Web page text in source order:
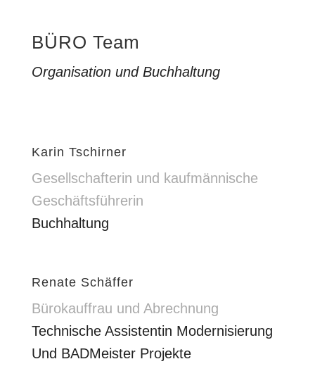
BÜRO Team
Organisation und Buchhaltung
Karin Tschirner
Gesellschafterin und kaufmännische
Geschäftsführerin
Buchhaltung
Renate Schäffer
Bürokauffrau und Abrechnung
Technische Assistentin Modernisierung
Und BADMeister Projekte